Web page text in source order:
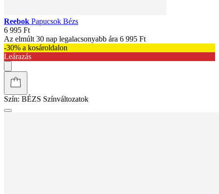
Reebok Papucsok Bézs
6 995 Ft
Az elmúlt 30 nap legalacsonyabb ára 6 995 Ft
-30% a kosároldalon
Leárazás
Szín: BÉZS Színváltozatok